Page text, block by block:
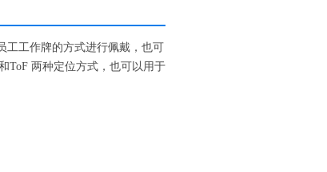
工工作牌的方式进行佩戴，也可
ToF 两种定位方式，也可以用于